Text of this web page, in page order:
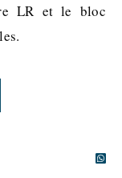
LR et le bloc